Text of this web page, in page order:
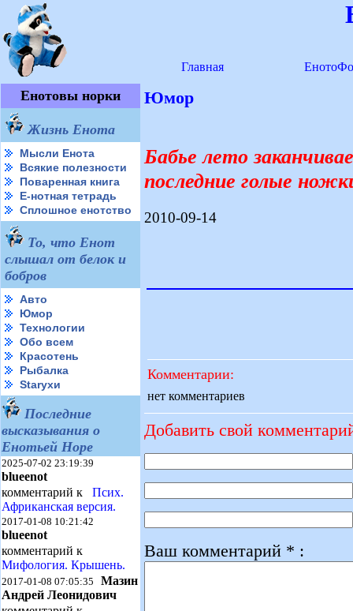
Главная
Енотовы норки
Жизнь Енота
Мысли Енота
Всякие полезности
Поваренная книга
Е-нотная тетрадь
Сплошное енотство
То, что Енот
слышал от белок и
бобров
Авто
Юмор
Технологии
Обо всем
Красотень
Рыбалка
Starухи
Последние
высказывания о
Енотьей Норе
2025-07-02 23:19:39
blueenot
комментарий к Псих.
Африканская версия.
2017-01-08 10:21:42
blueenot
комментарий к
Мифология. Крышень.
2017-01-08 07:05:35 Мазин
Андрей Леонидович
Юмор
Бабье лето
последние голые
2010-09-14
Комментарии:
нет комментариев
Добавить свой
Ваш комментарий * :